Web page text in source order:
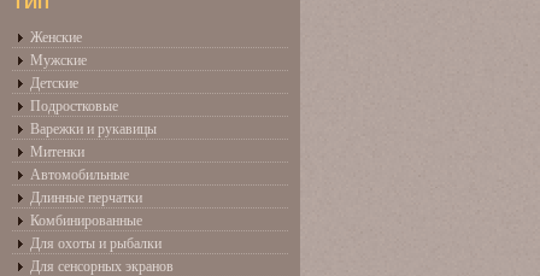
Женские
Мужские
Детские
Подростковые
Варежки и рукавицы
Митенки
Автомобильные
Длинные перчатки
Комбинированные
Для охоты и рыбалки
Для сенсорных экранов